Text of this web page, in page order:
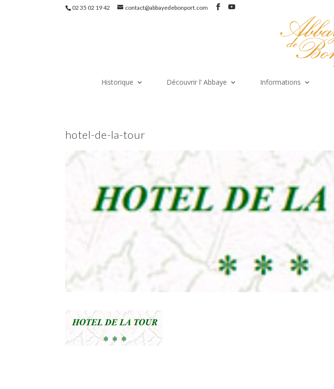
02 35 02 19 42 contact@abbayedebonport.com
Historique Découvrir l’ Abbaye Informations
hotel-de-la-tour